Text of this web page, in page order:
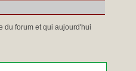
du forum et qui aujourd'hui